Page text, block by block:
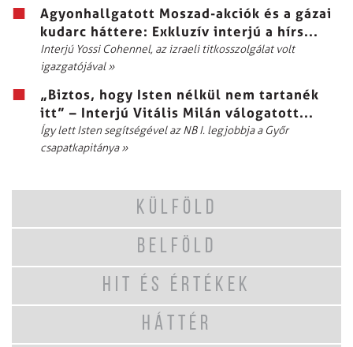
Agyonhallgatott Moszad-akciók és a gázai
kudarc háttere: Exkluzív interjú a hírs...
Interjú Yossi Cohennel, az izraeli titkosszolgálat volt
igazgatójával»
„Biztos, hogy Isten nélkül nem tartanék
itt” – Interjú Vitális Milán válogatott...
Így lett Isten segítségével az NB I. legjobbja a Győr
csapatkapitánya»
KÜLFÖLD
BELFÖLD
HIT ÉS ÉRTÉKEK
HÁTTÉR